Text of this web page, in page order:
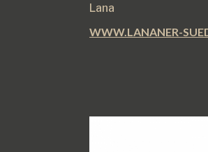
Lana
WWW.LANANER-